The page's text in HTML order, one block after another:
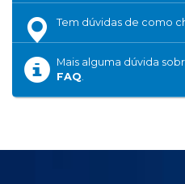
Tem dúvidas de como
Mais alguma dúvida
FAQ.